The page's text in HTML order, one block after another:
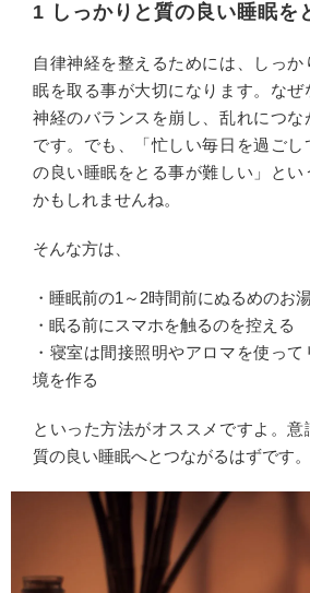
1 しっかりと質の良い睡眠を
自律神経を整えるためには、しっ
眠を取る事が大切になります。な
神経のバランスを崩し、乱れにつな
です。でも、「忙しい毎日を過ご
の良い睡眠をとる事が難しい」とい
かもしれませんね。
そんな方は、
・睡眠前の1～2時間前にぬるめのお
・眠る前にスマホを触るのを控える
・寝室は間接照明やアロマを使っ
境を作る
といった方法がオススメですよ。意
質の良い睡眠へとつながるはずです。